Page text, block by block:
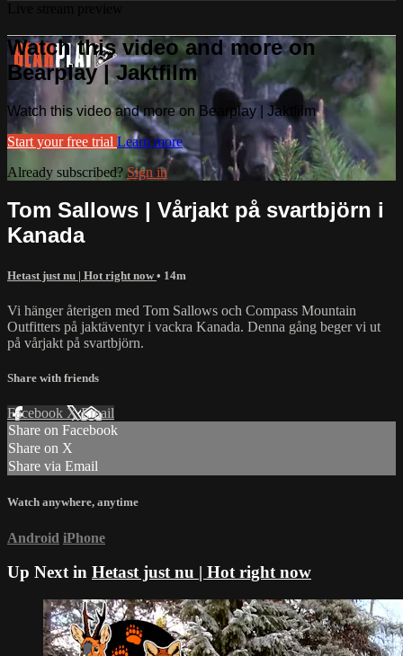
Watch this video and more on
Bearplay | Jaktfilm
Watch this video and more on Bearplay | Jaktfilm
Start your free trial Learn more
Already subscribed?Sign in
Tom Sallows | Vårjakt på svartbjörn i
Kanada
Hetast just nu | Hot right now• 14m
Vi hänger återigen med Tom Sallows och Compass Mountain
Outfitters på jaktäventyr i vackra Kanada. Denna gång beger vi ut
på vårjakt på svartbjörn.
Share with friends
Facebook XEmail
Share on Facebook
Share on X
Share via Email
Watch anywhere, anytime
Android iPhone
Up Next in Hetast just nu | Hot right now